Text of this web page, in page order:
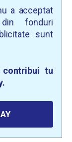
a acceptat
fonduri
sunt
tu